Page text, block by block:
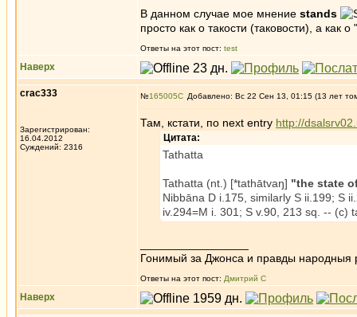
В данном случае мое мнение stands
просто как о такости (таковости), а
Ответы на этот пост: test
Наверх
crac333
Зарегистрирован:
16.04.2012
Суждений: 2316
№165005 Добавлено: Вс 22 Сен 13, 01:15 (13 лет
Там, кстати, по next entry http://
Цитата:
Tathatta
Tathatta (nt.) [*tathātvaŋ] "the state
Nibbāna D i.175, similarly S ii.199; S
iv.294=M i. 301; S v.90, 213 sq. -- (c)
Гонимый за Джонса и правды народныя
Ответы на этот пост: Дмитрий С
Наверх